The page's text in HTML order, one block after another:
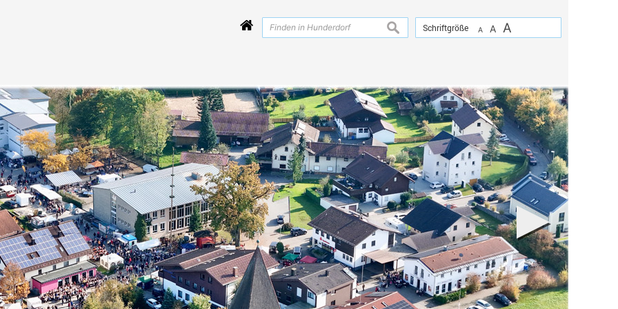
Schriftgröße A A A
suchen